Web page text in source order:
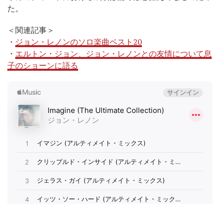
た。
＜関連記事＞
・ ジョン・レノンのソロ楽曲ベスト20
・ エルトン・ジョン、ジョン・レノンとの友情について息
子のショーンに語る